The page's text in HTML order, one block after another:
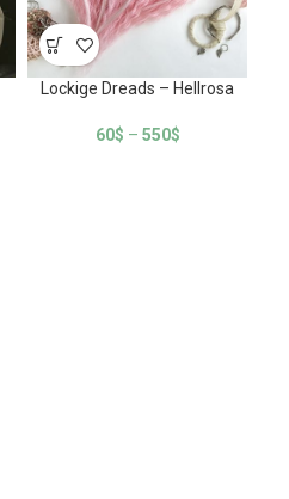
Lockige Dreads – Hellrosa
60$ – 550$